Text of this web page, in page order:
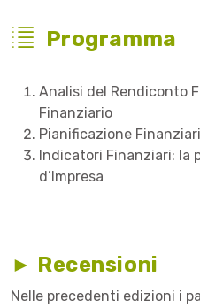
Programma
Analisi del Rendiconto
Finanziario
Pianificazione
Indicatori Finanziari: la
d’Impresa
► Recensioni
Nelle precedenti edizioni i